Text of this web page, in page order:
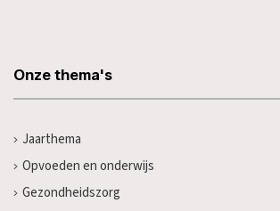
Onze thema's
Jaarthema
Opvoeden en onderwijs
Gezondheidszorg